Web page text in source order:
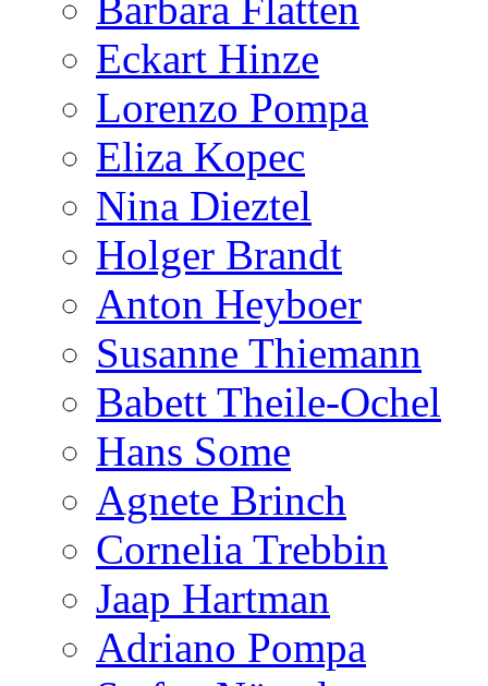
Eckart Hinze
Lorenzo Pompa
Eliza Kopec
Nina Dieztel
Holger Brandt
Anton Heyboer
Susanne Thiemann
Babett Theile-Ochel
Hans Some
Agnete Brinch
Cornelia Trebbin
Jaap Hartman
Adriano Pompa